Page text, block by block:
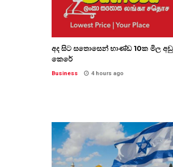
අද සිට සතොසෙන් භාණ්ඩ 10ක මිල අඩු
කෙරේ
Business 4 hours ago